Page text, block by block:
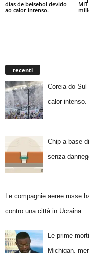
dias de beisebol devido
ao calor intenso.
recenti
Coreia do
calor intenso.
Chip a base
senza
Le compagnie aeree russe
contro una città in Ucraina
Le prime
Michigan,